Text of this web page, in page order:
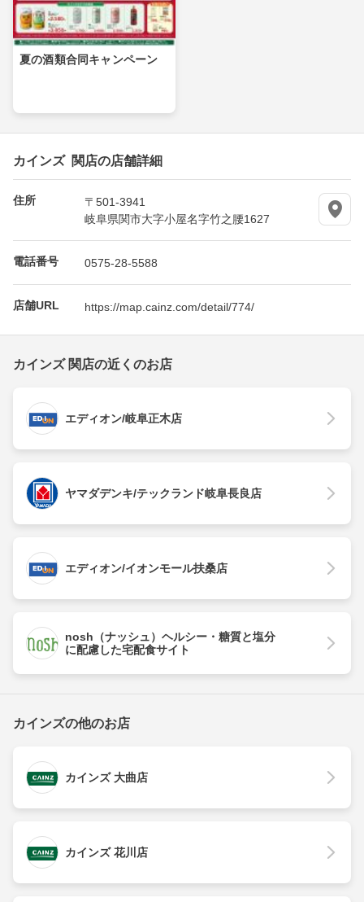
夏の酒類合同キャンペーン
カインズ 関店の店舗詳細
住所
〒501-3941
岐阜県関市大字小屋名字竹之腰1627
電話番号 0575-28-5588
店舗URL https://map.cainz.com/detail/774/
カインズ 関店の近くのお店
エディオン/岐阜正木店
ヤマダデンキ/テックランド岐阜長良店
エディオン/イオンモール扶桑店
nosh（ナッシュ）ヘルシー・糖質と塩分
に配慮した宅配食サイト
カインズの他のお店
カインズ 大曲店
カインズ 花川店